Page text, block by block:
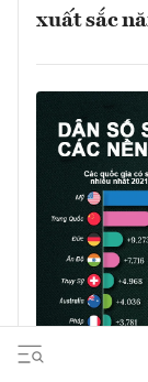
xuất sắc
Những nơi